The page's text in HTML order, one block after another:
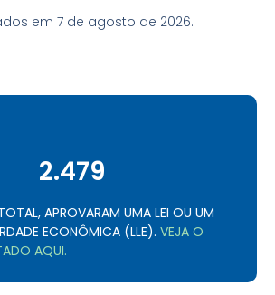
em 7 de agosto de 2026.
2.479
APROVARAM UMA LEI OU UM
ECONÔMICA (LLE). VEJA O
AQUI.